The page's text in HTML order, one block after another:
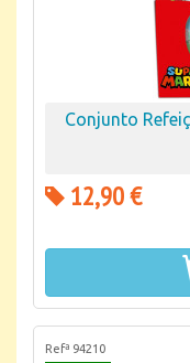
Conjunto
12,90 €
Refª 94210